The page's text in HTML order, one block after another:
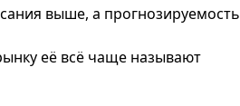
выше, а прогнозируемость
её всё чаще называют